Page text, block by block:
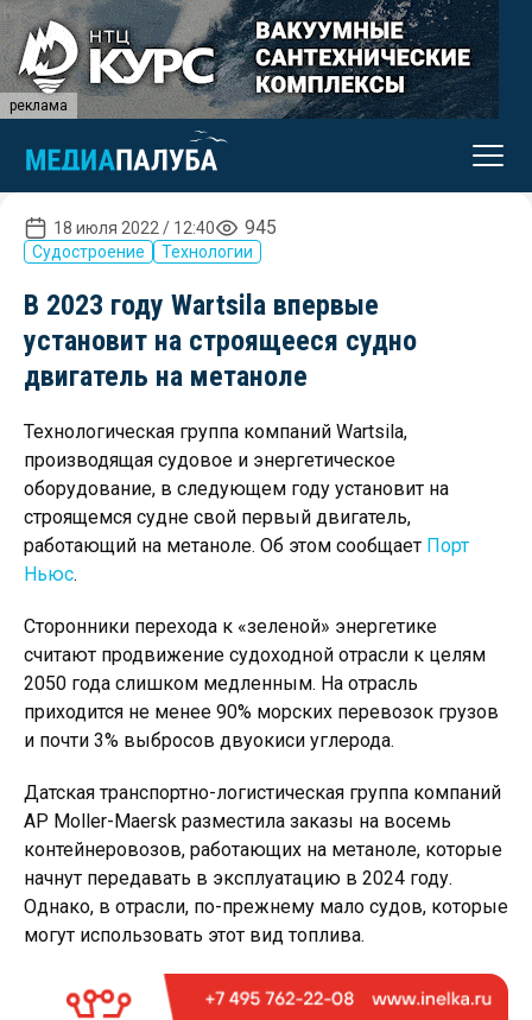
реклама
18 июля 2022 / 12:40 945
Судостроение Технологии
В 2023 году Wartsila впервые
установит на строящееся судно
двигатель на метаноле
Технологическая группа компаний Wartsila,
производящая судовое и энергетическое
оборудование, в следующем году установит на
строящемся судне свой первый двигатель,
работающий на метаноле. Об этом сообщает Порт
Ньюс.
Сторонники перехода к «зеленой» энергетике
считают продвижение судоходной отрасли к целям
2050 года слишком медленным. На отрасль
приходится не менее 90% морских перевозок грузов
и почти 3% выбросов двуокиси углерода.
Датская транспортно-логистическая группа компаний
AP Moller-Maersk разместила заказы на восемь
контейнеровозов, работающих на метаноле, которые
начнут передавать в эксплуатацию в 2024 году.
Однако, в отрасли, по-прежнему мало судов, которые
могут использовать этот вид топлива.